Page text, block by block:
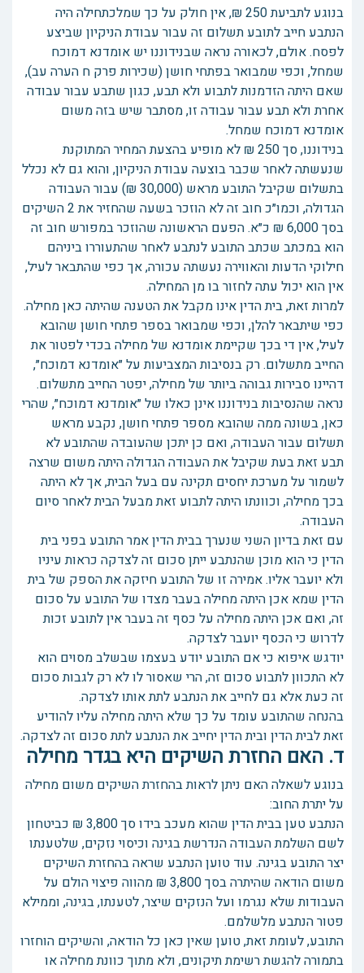
בנוגע לתביעת 250 ₪, אין חולק על כך שמלכתחילה היה
הנתבע חייב לתובע תשלום זה עבור עבודת הניקיון שביצע
לפסח. אולם, לכאורה נראה שבנידוננו יש אומדנא דמוכח
שמחל, וכפי שמבואר בפתחי חושן (שכירות פרק ח הערה עב),
שאם היתה הזדמנות לתבוע ולא תבע, כגון שתבע עבור עבודה
אחרת ולא תבע עבור עבודה זו, מסתבר שיש בזה משום
אומדנא דמוכח שמחל.
בנידוננו, סך 250 ₪ לא מופיע בהצעת המחיר המתוקנת
שנעשתה לאחר שכבר בוצעה עבודת הניקיון, והוא גם לא נכלל
בתשלום שקיבל התובע מראש (30,000 ₪) עבור העבודה
הגדולה, וכמו״כ חוב זה לא הוזכר בשעה שהחזיר את 2 השיקים
בסך 6,000 ₪ כ״א. הפעם הראשונה שהוזכר במפורש חוב זה
הוא במכתב שכתב התובע לנתבע לאחר שהתעוררו ביניהם
חילוקי הדעות והאווירה נעשתה עכורה, אך כפי שהתבאר לעיל,
אין הוא יכול עתה לחזור בו מן המחילה.
למרות זאת, בית הדין אינו מקבל את הטענה שהיתה כאן מחילה.
כפי שיתבאר להלן, וכפי שמבואר בספר פתחי חושן שהובא
לעיל, אין די בכך שקיימת אומדנא של מחילה בכדי לפטור את
החייב מתשלום. רק בנסיבות המצביעות על ״אומדנא דמוכח״,
דהיינו סבירות גבוהה ביותר של מחילה, יפטר החייב מתשלום.
נראה שהנסיבות בנידוננו אינן כאלו של ״אומדנא דמוכח״, שהרי
כאן, בשונה ממה שהובא מספר פתחי חושן, נקבע מראש
תשלום עבור העבודה, ואם כן יתכן שהעובדה שהתובע לא
תבע זאת בעת שקיבל את העבודה הגדולה היתה משום שרצה
לשמור על מערכת יחסים תקינה עם בעל הבית, אך לא היתה
בכך מחילה, וכוונתו היתה לתבוע זאת מבעל הבית לאחר סיום
העבודה.
עם זאת בדיון השני שנערך בבית הדין אמר התובע בפני בית
הדין כי הוא מוכן שהנתבע ייתן סכום זה לצדקה כראות עיניו
ולא יועבר אליו. אמירה זו של התובע חיזקה את הספק של בית
הדין שמא אכן היתה מחילה בעבר מצדו של התובע על סכום
זה, ואם אכן היתה מחילה על כסף זה בעבר אין לתובע זכות
לדרוש כי הכסף יועבר לצדקה.
יודגש איפוא כי אם התובע יודע בעצמו שבשלב מסוים הוא
לא התכוון לתבוע סכום זה, הרי שאסור לו לא רק לגבות סכום
זה כעת אלא גם לחייב את הנתבע לתת אותו לצדקה.
בהנחה שהתובע עומד על כך שלא היתה מחילה עליו להודיע
זאת לבית הדין ובית הדין יחייב את הנתבע לתת סכום זה לצדקה.
ד. האם החזרת השיקים היא בגדר מחילה
בנוגע לשאלה האם ניתן לראות בהחזרת השיקים משום מחילה
על יתרת החוב:
הנתבע טען בבית הדין שהוא מעכב בידו סך 3,800 ₪ כביטחון
לשם השלמת העבודה הנדרשת בגינה וכיסוי נזקים, שלטענתו
יצר התובע בגינה. עוד טוען הנתבע שראה בהחזרת השיקים
משום הודאה שהיתרה בסך 3,800 ₪ מהווה פיצוי הולם על
העבודות שלא נגרמו ועל הנזקים שיצר, לטענתו, בגינה, וממילא
פטור הנתבע מלשלמם.
התובע, לעומת זאת, טוען שאין כאן כל הודאה, והשיקים הוחזרו
בתמורה להגשת רשימת תיקונים, ולא מתוך כוונת מחילה או